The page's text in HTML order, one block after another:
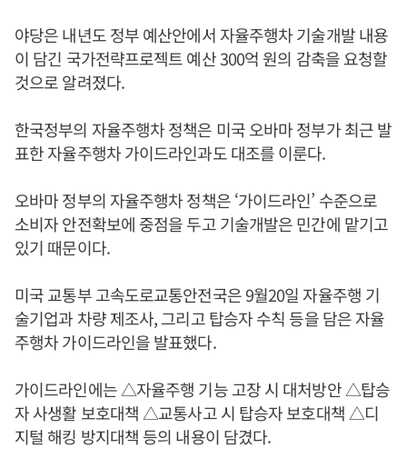
야당은 내년도 정부 예산안에서 자율주행차 기술개발 내용
이 담긴 국가전략프로젝트 예산 300억 원의 감축을 요청할
것으로 알려졌다.
한국정부의 자율주행차 정책은 미국 오바마 정부가 최근 발
표한 자율주행차 가이드라인과도 대조를 이룬다.
오바마 정부의 자율주행차 정책은 ‘가이드라인’ 수준으로
소비자 안전확보에 중점을 두고 기술개발은 민간에 맡기고
있기 때문이다.
미국 교통부 고속도로교통안전국은 9월20일 자율주행 기
술기업과 차량 제조사, 그리고 탑승자 수칙 등을 담은 자율
주행차 가이드라인을 발표했다.
가이드라인에는 △자율주행 기능 고장 시 대처방안 △탑승
자 사생활 보호대책 △교통사고 시 탑승자 보호대책 △디
지털 해킹 방지대책 등의 내용이 담겼다.